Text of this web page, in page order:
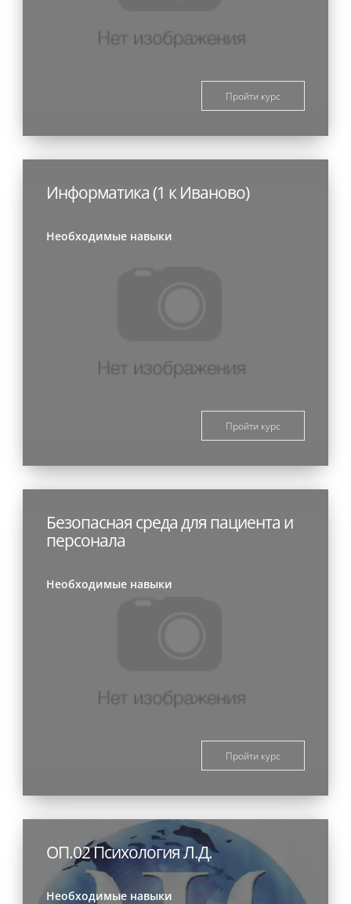
Пройти курс
Информатика (1 к Иваново)
Необходимые навыки
Пройти курс
Безопасная среда для пациента и
персонала
Необходимые навыки
Пройти курс
ОП.02 Психология Л.Д.
Необходимые навыки